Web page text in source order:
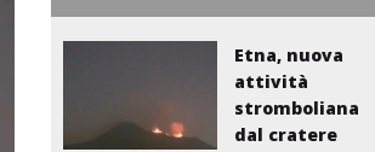
Etna, nuova
attività
stromboliana
dal cratere